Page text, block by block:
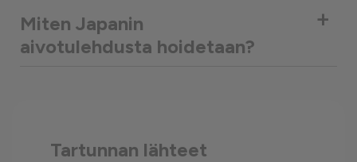
Miten Japanin
aivotulehdusta hoidetaan?
+
Tartunnan lähteet